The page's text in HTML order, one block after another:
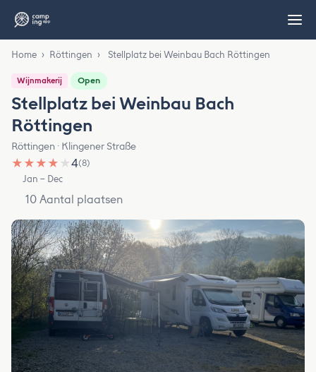
Home › Röttingen › Stellplatz bei Weinbau Bach Röttingen
Wijnmakerij Open
Stellplatz bei Weinbau Bach
Röttingen
Röttingen · Klingener Straße
★ ★ ★ ★ ★4(8)
Jan – Dec
10 Aantal plaatsen